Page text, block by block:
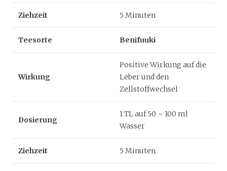
Ziehzeit 5 Minuten
Teesorte Benifuuki
Wirkung
Positive Wirkung auf die
Leber und den
Zellstoffwechsel
Dosierung
1 TL auf 50 – 100 ml
Wasser
Ziehzeit 5 Minuten